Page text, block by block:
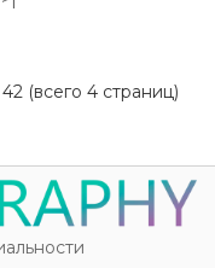
(всего 4 страниц)